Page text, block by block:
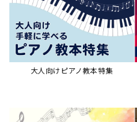
大人向けピアノ教本特集